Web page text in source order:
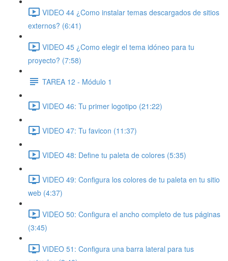
VIDEO 44 ¿Como instalar temas descargados de sitios
externos? (6:41)
VIDEO 45 ¿Como elegir el tema idóneo para tu
proyecto? (7:58)
TAREA 12 - Módulo 1
VIDEO 46: Tu primer logotipo (21:22)
VIDEO 47: Tu favicon (11:37)
VIDEO 48: Define tu paleta de colores (5:35)
VIDEO 49: Configura los colores de tu paleta en tu sitio
web (4:37)
VIDEO 50: Configura el ancho completo de tus páginas
(3:45)
VIDEO 51: Configura una barra lateral para tus